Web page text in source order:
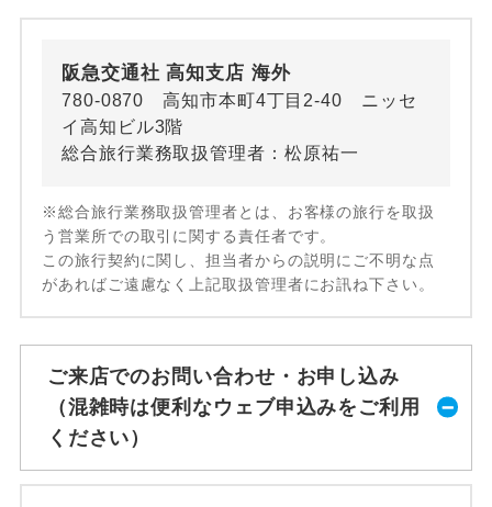
阪急交通社 高知支店 海外
780-0870 高知市本町4丁目2-40 ニッセ
イ高知ビル3階
総合旅行業務取扱管理者：松原祐一
※総合旅行業務取扱管理者とは、お客様の旅行を取扱
う営業所での取引に関する責任者です。
この旅行契約に関し、担当者からの説明にご不明な点
があればご遠慮なく上記取扱管理者にお訊ね下さい。
ご来店でのお問い合わせ・お申し込み
（混雑時は便利なウェブ申込みをご利用
ください）